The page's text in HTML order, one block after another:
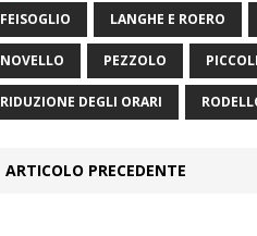
FEISOGLIO LANGHE E ROERO
NOVELLO PEZZOLO
RIDUZIONE DEGLI ORARI
ARTICOLO PRECEDENTE